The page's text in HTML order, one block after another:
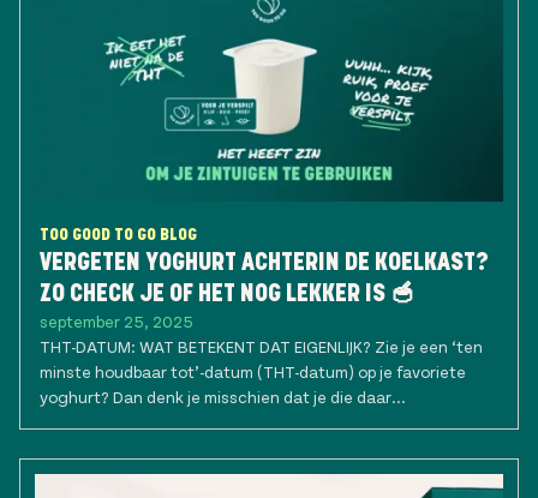
TOO GOOD TO GO BLOG
VERGETEN YOGHURT ACHTERIN DE KOELKAST?
ZO CHECK JE OF HET NOG LEKKER IS 🥣
september 25, 2025
THT-DATUM: WAT BETEKENT DAT EIGENLIJK? Zie je een ‘ten
minste houdbaar tot’-datum (THT-datum) op je favoriete
yoghurt? Dan denk je misschien dat je die daar...